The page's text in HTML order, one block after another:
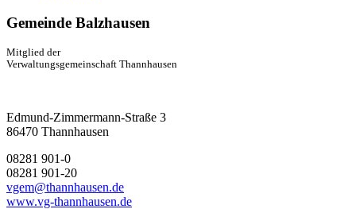
Gemeinde Balzhausen
Mitglied der
Verwaltungsgemeinschaft Thannhausen
Edmund-Zimmermann-Straße 3
86470 Thannhausen
08281 901-0
08281 901-20
vgem@thannhausen.de
www.vg-thannhausen.de